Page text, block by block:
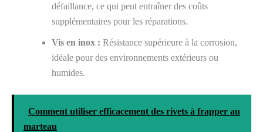
défaillance, ce qui peut entraîner des coûts
supplémentaires pour les réparations.
Vis en inox : Résistance supérieure à la corrosion,
idéale pour des environnements extérieurs ou
humides.
Comment utiliser efficacement des rivets à frapper au
marteau